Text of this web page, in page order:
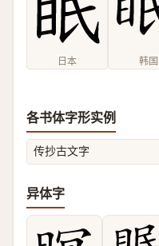
日本 韩国
各书体字形实例
传抄古文字
异体字